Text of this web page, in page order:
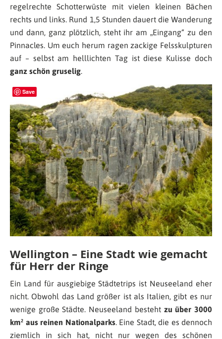
regelrechte Schotterwüste mit vielen kleinen Bächen
rechts und links. Rund 1,5 Stunden dauert die Wanderung
und dann, ganz plötzlich, steht ihr am „Eingang“ zu den
Pinnacles. Um euch herum ragen zackige Felsskulpturen
auf – selbst am helllichten Tag ist diese Kulisse doch
ganz schön gruselig.
Save
Wellington – Eine Stadt wie gemacht
für Herr der Ringe
Ein Land für ausgiebige Städtetrips ist Neuseeland eher
nicht. Obwohl das Land größer ist als Italien, gibt es nur
wenige große Städte. Neuseeland besteht zu über 3000
km² aus reinen Nationalparks. Eine Stadt, die es dennoch
ziemlich in sich hat, nicht nur wegen des schönen